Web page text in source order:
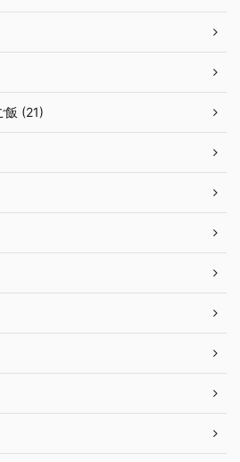
飯 (21)